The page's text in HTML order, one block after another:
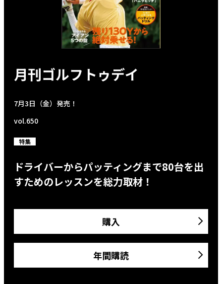
月刊ゴルフトゥデイ
7月3日（金）発売！
vol.650
特集
ドライバーからパッティングまで80台を出
すためのレッスンを総力取材！
購入
年間購読